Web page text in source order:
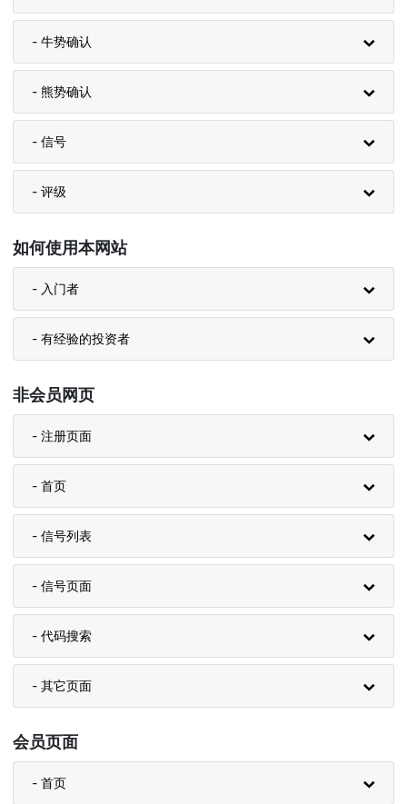
- 牛势确认
- 熊势确认
- 信号
- 评级
如何使用本网站
- 入门者
- 有经验的投资者
非会员网页
- 注册页面
- 首页
- 信号列表
- 信号页面
- 代码搜索
- 其它页面
会员页面
- 首页